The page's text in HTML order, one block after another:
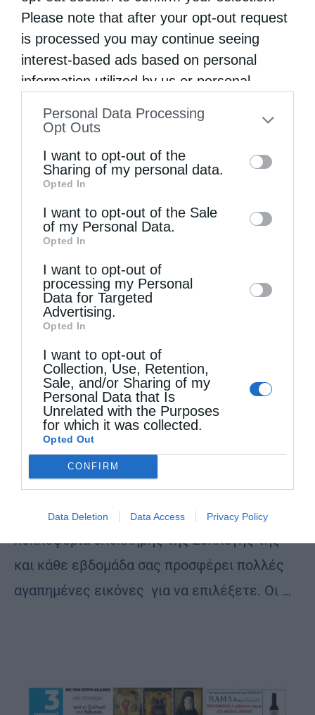
Please note that after your opt-out request
is processed you may continue seeing
interest-based ads based on personal
information utilized by us or personal
to your opt-out. You may separately opt-out
information by third parties on the IAB’s list
of downstream participants. This
information may also be disclosed by us to
third parties on theIAB’s List of
Downstream Participants
disclose it to other third parties.
Personal Data Processing
Opt Outs
I want to opt-out of the
Sharing of my personal data.
Opted In
I want to opt-out of the Sale
of my Personal Data.
Opted In
I want to opt-out of
processing my Personal
Data for Targeted
Advertising.
Opted In
I want to opt-out of
Collection, Use, Retention,
Sale, and/or Sharing of my
Personal Data that Is
Unrelated with the Purposes
for which it was collected.
Opted Out
CONFIRM
Data Deletion Data Access Privacy Policy
πολλές αγαπημένες εικόνες, για να
επιλέξετε. Οι εικόνες που απεικονίζονται
είναι ενδεικτικές, υπάρχει μεγάλη ποικιλία
εικόνων, αναζητήστε στα περίπτερα …
Επικαιρότητα Πρωτοσέλιδο
Την Πέμπτη, 8 Μαΐου, κυκλοφορεί το νέο φύλλο
της Εφημερίδας «Κιβωτός της Ορθοδοξίας»
ikivotos 7 Μαΐου 2025
Την Πέμπτη 08 Μαΐου η
εφημερίδα Κιβωτός της Ορθοδοξίας
κατόπιν μεγάλης ζήτησης, συνεχίζει την
κυκλοφορία ολόκληρης της Συλλογής της
και κάθε εβδομάδα σας προσφέρει πολλές
αγαπημένες εικόνες για να επιλέξετε. Οι …